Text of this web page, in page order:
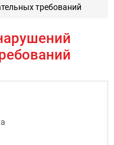
требований